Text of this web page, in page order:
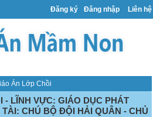
Đăng ký Đăng nhập Liên hệ
Án Lớp Chồi
- LĨNH VỰC: GIÁO DỤC PHÁT
CHÚ BỘ ĐỘI HẢI QUÂN - CHỦ